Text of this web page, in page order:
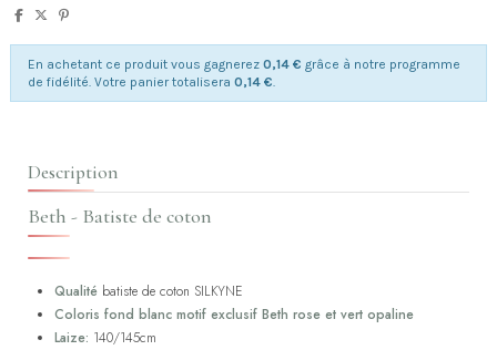
En achetant ce produit vous gagnerez 0,14 € grâce à notre programme
de fidélité. Votre panier totalisera 0,14 €.
Description
Beth - Batiste de coton
Qualité batiste de coton SILKYNE
Coloris fond blanc motif exclusif Beth rose et vert opaline
Laize: 140/145cm